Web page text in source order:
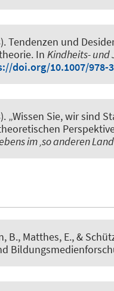
Tendenzen und
. In Kindheits- und
doi.org/10.1007/978-
„Wissen Sie, wir sind
im ‚so anderen
B., Matthes, E., &